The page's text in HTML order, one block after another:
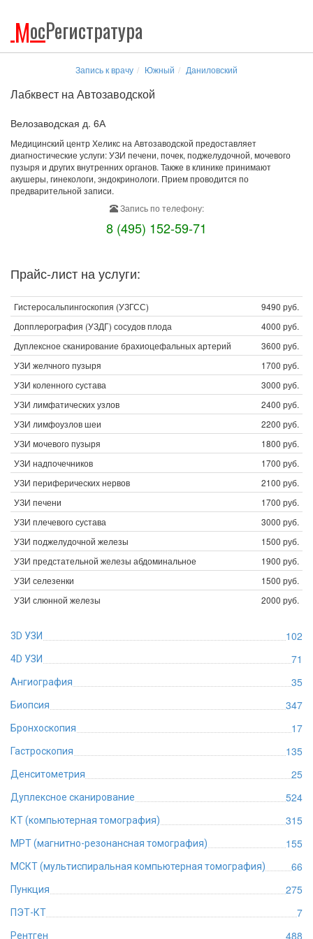
МосРегистратура
Запись к врачу Южный Даниловский
Лабквест на Автозаводской
Велозаводская д. 6А
Медицинский центр Хеликс на Автозаводской предоставляет
диагностические услуги: УЗИ печени, почек, поджелудочной, мочевого
пузыря и других внутренних органов. Также в клинике принимают
акушеры, гинекологи, эндокринологи. Прием проводится по
предварительной записи.
Запись по телефону:
8 (495) 152-59-71
Прайс-лист на услуги:
Гистеросальпингоскопия (УЗГСС)
9490 руб.
Допплерография (УЗДГ) сосудов плода
4000 руб.
Дуплексное сканирование брахиоцефальных артерий
3600 руб.
УЗИ желчного пузыря
1700 руб.
УЗИ коленного сустава
3000 руб.
УЗИ лимфатических узлов
2400 руб.
УЗИ лимфоузлов шеи
2200 руб.
УЗИ мочевого пузыря
1800 руб.
УЗИ надпочечников
1700 руб.
УЗИ периферических нервов
2100 руб.
УЗИ печени
1700 руб.
УЗИ плечевого сустава
3000 руб.
УЗИ поджелудочной железы
1500 руб.
УЗИ предстательной железы абдоминальное
1900 руб.
УЗИ селезенки
1500 руб.
УЗИ слюнной железы
2000 руб.
3D УЗИ 102
4D УЗИ 71
Ангиография 35
Биопсия 347
Бронхоскопия 17
Гастроскопия 135
Денситометрия 25
Дуплексное сканирование 524
КТ (компьютерная томография) 315
МРТ (магнитно-резонансная томография) 155
МСКТ (мультиспиральная компьютерная томография) 66
Пункция 275
ПЭТ-КТ 7
Рентген 488